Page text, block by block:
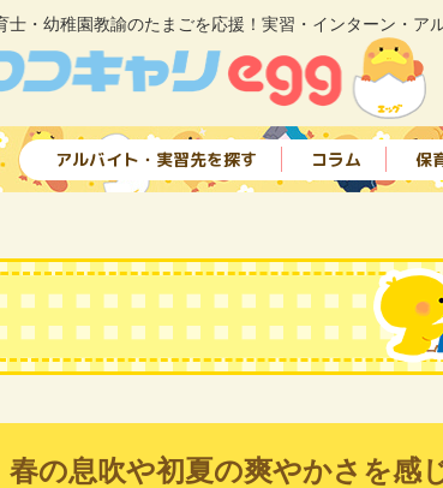
士・幼稚園教諭のたまごを応援！実習・インターン・ア
アルバイト・実習先を探す コラム 保
春の息吹や初夏の爽やかさを感